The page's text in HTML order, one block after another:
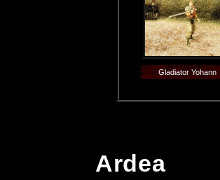
Gladiator Yohann
Ardea